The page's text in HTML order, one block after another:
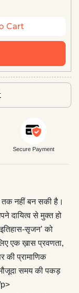
Cart
Secure Payment
तक नहीं बन सकी है।
दायित्व से मुक्त हो
सृजन’ को
एक ख़ास प्रवणता,
की प्रामाणिक
समय की पकड़